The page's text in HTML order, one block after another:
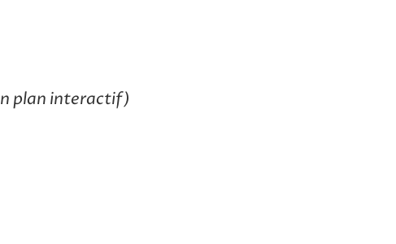
plan interactif)